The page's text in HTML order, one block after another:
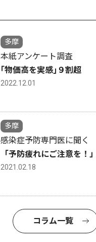
多摩
本紙アンケート調査
｢物価高を実感｣９割超
2022.12.01
多摩
感染症予防専門医に聞く
「予防疲れにご注意を！」
2021.02.18
コラム一覧